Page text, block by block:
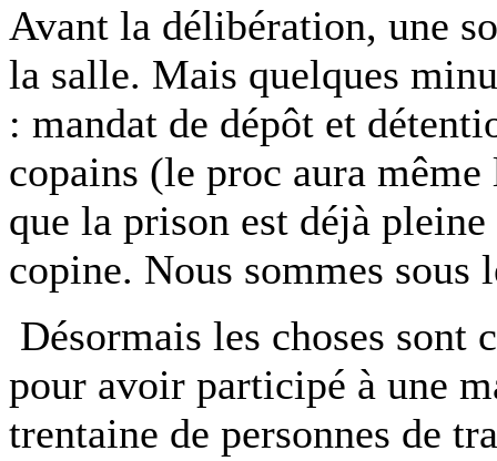
Avant la délibération, une
la salle. Mais quelques
: mandat de dépôt et
copains (le proc aura
que la prison est déjà
copine. Nous sommes sous
Désormais les choses
pour avoir participé à une
trentaine de personnes de